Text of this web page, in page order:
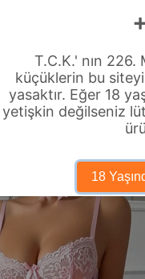
T.C.K.' nın 226.
küçüklerin bu
yasaktır. Eğer 18
yetişkin değilseniz
18